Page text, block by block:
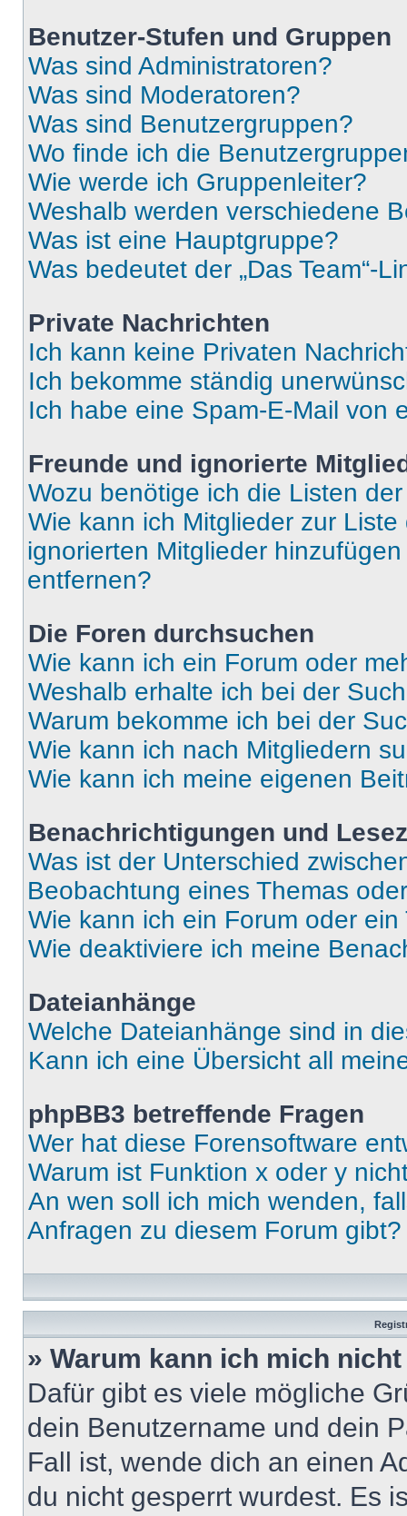
Benutzer-Stufen und Gruppen
Was sind Administratoren?
Was sind Moderatoren?
Was sind Benutzergruppen?
Wo finde ich die
Wie werde ich Gruppenleiter?
Weshalb werden verschiedene
Was ist eine Hauptgruppe?
Was bedeutet der „Das Team“-
Private Nachrichten
Ich kann keine Privaten
Ich bekomme ständig
Ich habe eine Spam-E-Mail von
Freunde und ignorierte
Wozu benötige ich die Listen
Wie kann ich Mitglieder zur
ignorierten Mitglieder
entfernen?
Die Foren durchsuchen
Wie kann ich ein Forum oder
Weshalb erhalte ich bei der
Warum bekomme ich bei der
Wie kann ich nach Mitgliedern
Wie kann ich meine eigenen
Benachrichtigungen und
Was ist der Unterschied
Beobachtung eines Themas
Wie kann ich ein Forum oder
Wie deaktiviere ich meine
Dateianhänge
Welche Dateianhänge sind in
Kann ich eine Übersicht all
phpBB3 betreffende Fragen
Wer hat diese Forensoftware
Warum ist Funktion x oder y
An wen soll ich mich wenden,
Anfragen zu diesem Forum gibt?
» Warum kann ich mich
Dafür gibt es viele mögliche
dein Benutzername und dein
Fall ist, wende dich an einen
du nicht gesperrt wurdest. Es